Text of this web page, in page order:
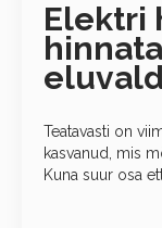
Elektri
Teatavasti on
kasvanud, mis
Kuna suur osa